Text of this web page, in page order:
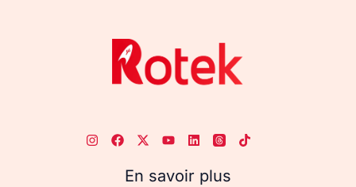
En savoir plus